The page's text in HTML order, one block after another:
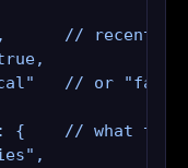
// recent
// or
{    // what the